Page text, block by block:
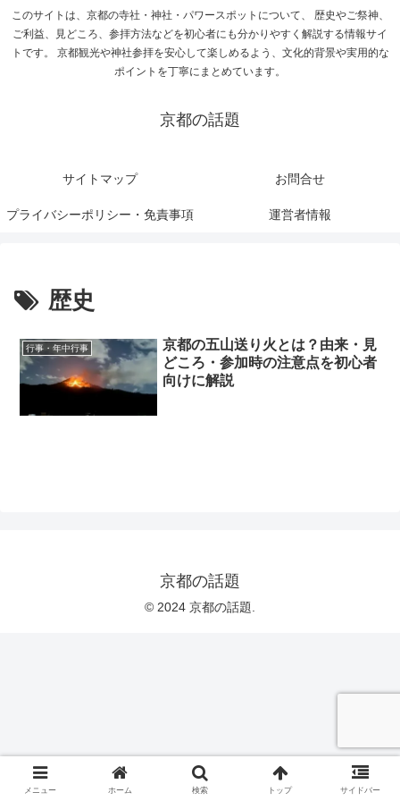
このサイトは、京都の寺社・神社・パワースポットについて、 歴史やご祭神、
ご利益、見どころ、参拝方法などを初心者にも分かりやすく解説する情報サイ
トです。 京都観光や神社参拝を安心して楽しめるよう、文化的背景や実用的な
ポイントを丁寧にまとめています。
京都の話題
サイトマップ お問合せ
プライバシーポリシー・免責事項 運営者情報
歴史
行事・年中行事
京都の五山送り火とは？由来・見
どころ・参加時の注意点を初心者
向けに解説
京都の話題
© 2024 京都の話題.
メニュー ホーム 検索 トップ サイドバー